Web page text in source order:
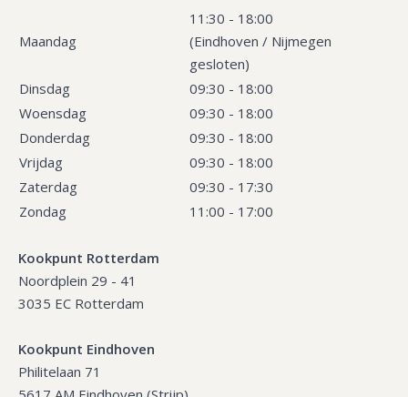
Maandag
11:30 - 18:00
(Eindhoven / Nijmegen
gesloten)
Dinsdag
09:30 - 18:00
Woensdag
09:30 - 18:00
Donderdag
09:30 - 18:00
Vrijdag
09:30 - 18:00
Zaterdag
09:30 - 17:30
Zondag
11:00 - 17:00
Kookpunt Rotterdam
Noordplein 29 - 41
3035 EC Rotterdam
Kookpunt Eindhoven
Philitelaan 71